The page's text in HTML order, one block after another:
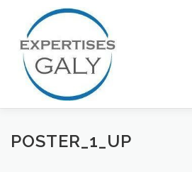
contenu
ACCUEIL NOTRE EXPERTISE
POSTER_1_UP